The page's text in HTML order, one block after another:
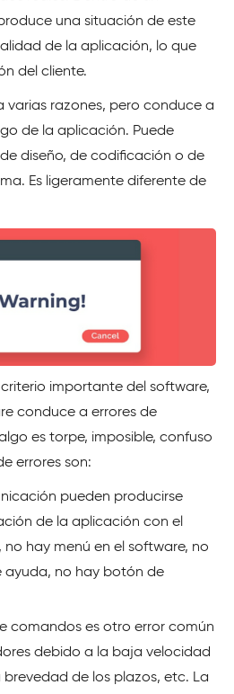
una situación de este
de la aplicación, lo que
del cliente.
varias razones, pero conduce a
de la aplicación. Puede
diseño, de codificación o de
Es ligeramente diferente de
importante del software,
conduce a errores de
es torpe, imposible, confuso
errores son:
pueden producirse
de la aplicación con el
no hay menú en el software, no
ayuda, no hay botón de
comandos es otro error común
debido a la baja velocidad
de los plazos, etc. La